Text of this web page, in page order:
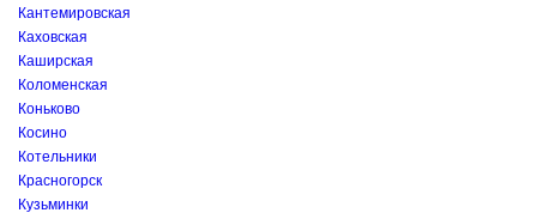
Кантемировская
Каховская
Каширская
Коломенская
Коньково
Косино
Котельники
Красногорск
Кузьминки